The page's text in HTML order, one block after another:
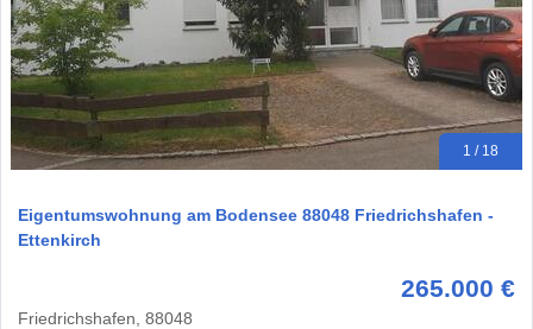
1 / 18
Eigentumswohnung am Bodensee 88048 Friedrichshafen -
Ettenkirch
265.000 €
Friedrichshafen, 88048